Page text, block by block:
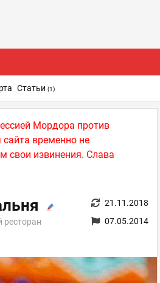
Мордора против
временно не
свои извинения. Слава
ресторан
21.11.2018
07.05.2014
Статьи (1)